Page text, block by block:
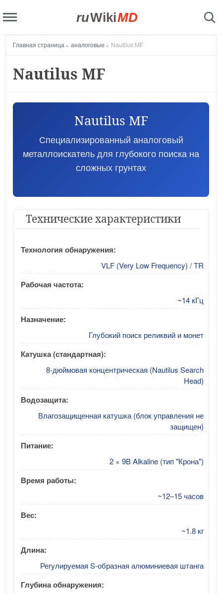
ruWikiMD
Главная страница аналоговые Nautilus MF
Nautilus MF
Nautilus MF
Специализированный аналоговый
металлоискатель для глубокого поиска на
сложных грунтах
Технические характеристики
Технология обнаружения:
VLF (Very Low Frequency) / TR
Рабочая частота:
~14 кГц
Назначение:
Глубокий поиск реликвий и монет
Катушка (стандартная):
8-дюймовая концентрическая (Nautilus Search
Head)
Водозащита:
Влагозащищенная катушка (блок управления не
защищен)
Питание:
2 × 9В Alkaline (тип "Крона")
Время работы:
~12–15 часов
Вес:
~1.8 кг
Длина:
Регулируемая S-образная алюминиевая штанга
Глубина обнаружения: